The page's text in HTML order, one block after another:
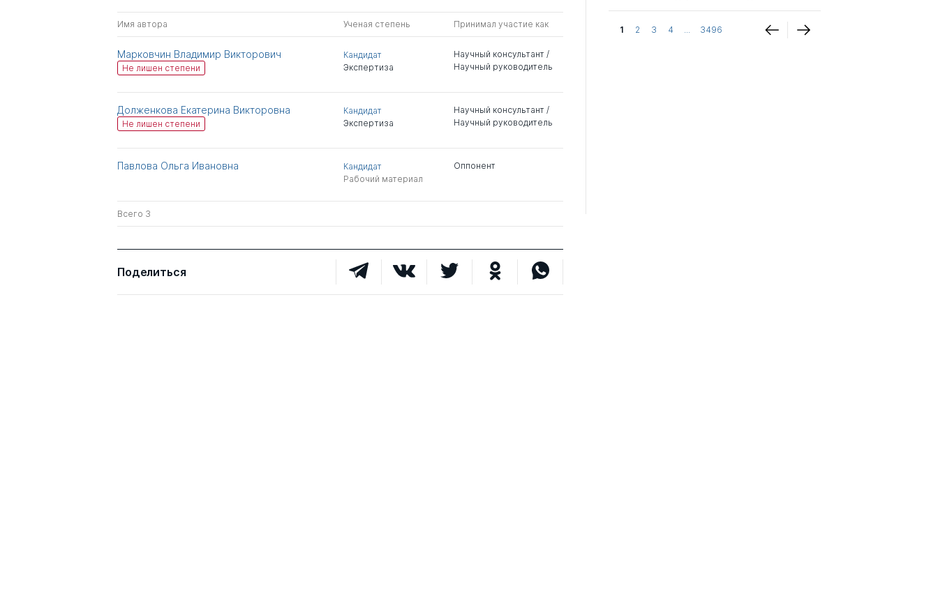
Имя автора Ученая степень Принимал участие как
Марковчин Владимир Викторович
Не лишен степени
Кандидат
Экспертиза
Научный консультант /
Научный руководитель
Долженкова Екатерина Викторовна
Не лишен степени
Кандидат
Экспертиза
Научный консультант /
Научный руководитель
Павлова Ольга Ивановна
Кандидат
Рабочий материал
Оппонент
Всего 3
Поделиться
1 2 3 4 ... 3496